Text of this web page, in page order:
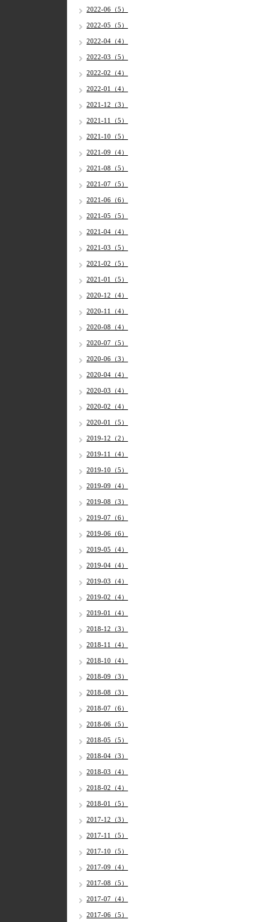
2022-06（5）
2022-05（5）
2022-04（4）
2022-03（5）
2022-02（4）
2022-01（4）
2021-12（3）
2021-11（5）
2021-10（5）
2021-09（4）
2021-08（5）
2021-07（5）
2021-06（6）
2021-05（5）
2021-04（4）
2021-03（5）
2021-02（5）
2021-01（5）
2020-12（4）
2020-11（4）
2020-08（4）
2020-07（5）
2020-06（3）
2020-04（4）
2020-03（4）
2020-02（4）
2020-01（5）
2019-12（2）
2019-11（4）
2019-10（5）
2019-09（4）
2019-08（3）
2019-07（6）
2019-06（6）
2019-05（4）
2019-04（4）
2019-03（4）
2019-02（4）
2019-01（4）
2018-12（3）
2018-11（4）
2018-10（4）
2018-09（3）
2018-08（3）
2018-07（6）
2018-06（5）
2018-05（5）
2018-04（3）
2018-03（4）
2018-02（4）
2018-01（5）
2017-12（3）
2017-11（5）
2017-10（5）
2017-09（4）
2017-08（5）
2017-07（4）
2017-06（5）